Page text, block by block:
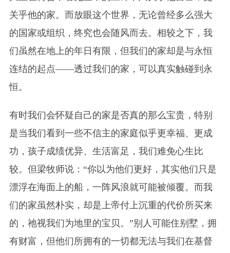
关乎他的家。而放眼这个世界，无论曾经多么强大
的国家或组织，终究也会随风而去。相较之下，我
们虽然在地上的年日有限，但我们的家却是与永恒
连结的起点——透过我们的家，可以真实触碰到永
恒。
有时我们会怀疑自己的家是否真的那么宝贵，特别
是当我们看到一些不信主的家庭似乎更幸福、更成
功，孩子成绩优异、生活富足，我们难免心生比
较。但梁牧师说：“你以为他们更好，其实他们只是
漂浮在海面上的船，一阵风浪就可能被倾覆。而我
们的家虽然朴实，却是上帝付上沉重的代价所买来
的，祂视我们为地里的宝贝。”别人可能住别墅，拥
有财富，但他们所拥有的一切都无法与我们在基督